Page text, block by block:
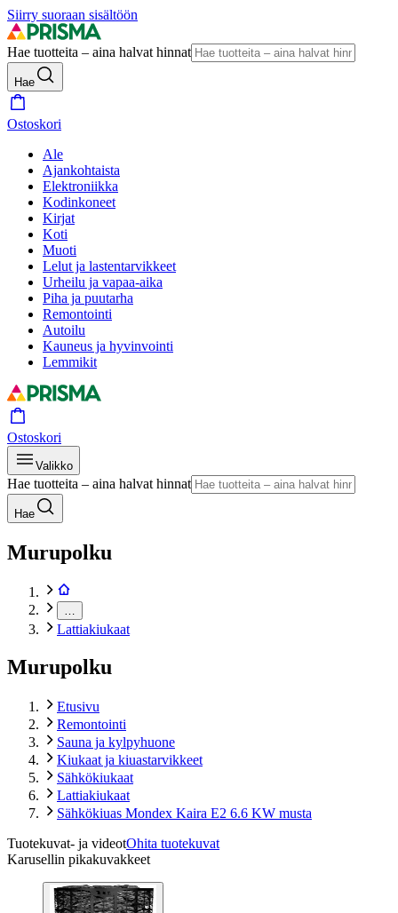
Siirry suoraan sisältöön
Hae tuotteita – aina halvat hinnat
Hae
Ostoskori
Ale
Ajankohtaista
Elektroniikka
Kodinkoneet
Kirjat
Koti
Muoti
Lelut ja lastentarvikkeet
Urheilu ja vapaa-aika
Piha ja puutarha
Remontointi
Autoilu
Kauneus ja hyvinvointi
Lemmikit
Ostoskori
Valikko
Hae tuotteita – aina halvat hinnat
Hae
Murupolku
Lattiakiukaat
Murupolku
Etusivu
Remontointi
Sauna ja kylpyhuone
Kiukaat ja kiuastarvikkeet
Sähkökiukaat
Lattiakiukaat
Sähkökiuas Mondex Kaira E2 6.6 KW musta
Tuotekuvat- ja videotOhita tuotekuvat
Karusellin pikakuvakkeet